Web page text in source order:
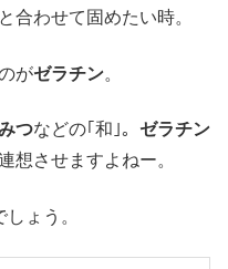
合わせて固めたい時。
がゼラチン。
つなどの｢和｣。 ゼラチン
想させますよねー。
ょう。